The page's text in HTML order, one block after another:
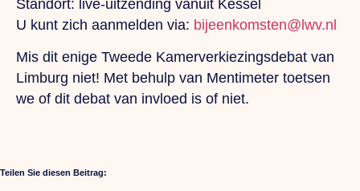
Standort: live-uitzending vanuit Kessel
U kunt zich aanmelden via: bijeenkomsten@lwv.nl
Mis dit enige Tweede Kamerverkiezingsdebat van
Limburg niet! Met behulp van Mentimeter toetsen
we of dit debat van invloed is of niet.
Teilen Sie diesen Beitrag: